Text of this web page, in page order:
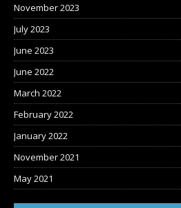
November 2023
July 2023
June 2023
June 2022
March 2022
February 2022
January 2022
November 2021
May 2021